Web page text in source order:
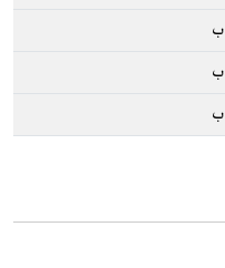
ب
ب
ب